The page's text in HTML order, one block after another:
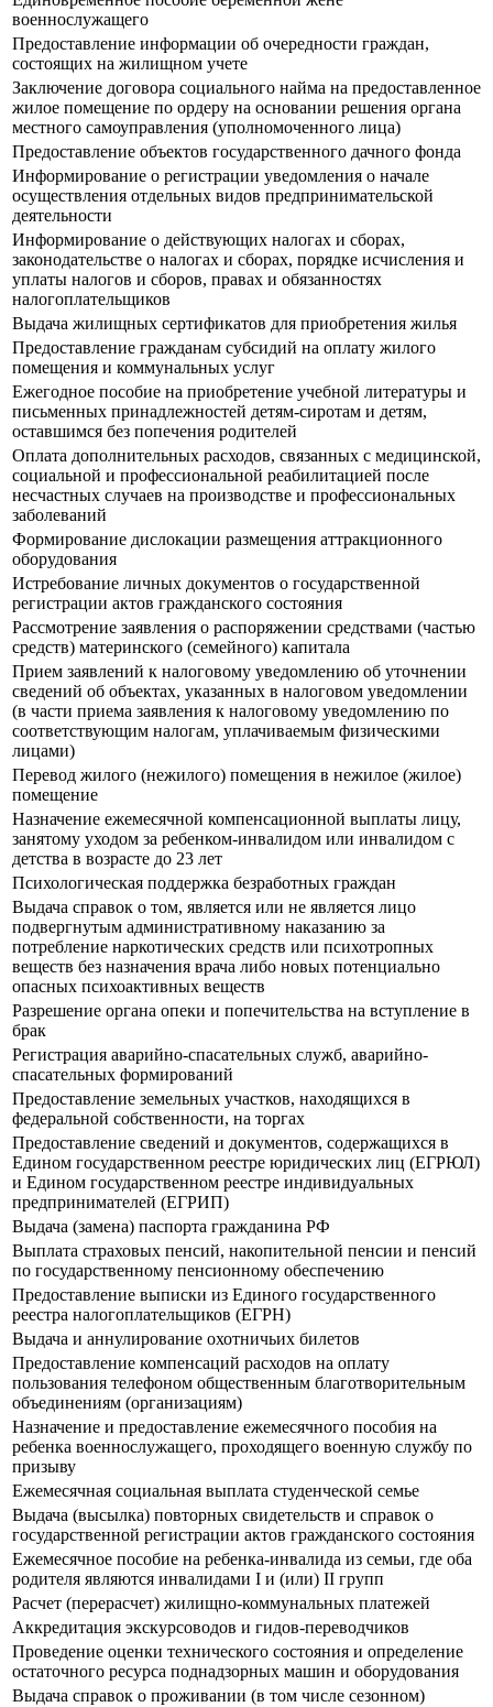
военнослужащего
Предоставление информации об очередности граждан,
состоящих на жилищном учете
Заключение договора социального найма на предоставленное
жилое помещение по ордеру на основании решения органа
местного самоуправления (уполномоченного лица)
Предоставление объектов государственного дачного фонда
Информирование о регистрации уведомления о начале
осуществления отдельных видов предпринимательской
деятельности
Информирование о действующих налогах и сборах,
законодательстве о налогах и сборах, порядке исчисления и
уплаты налогов и сборов, правах и обязанностях
налогоплательщиков
Выдача жилищных сертификатов для приобретения жилья
Предоставление гражданам субсидий на оплату жилого
помещения и коммунальных услуг
Ежегодное пособие на приобретение учебной литературы и
письменных принадлежностей детям-сиротам и детям,
оставшимся без попечения родителей
Оплата дополнительных расходов, связанных с медицинской,
социальной и профессиональной реабилитацией после
несчастных случаев на производстве и профессиональных
заболеваний
Формирование дислокации размещения аттракционного
оборудования
Истребование личных документов о государственной
регистрации актов гражданского состояния
Рассмотрение заявления о распоряжении средствами (частью
средств) материнского (семейного) капитала
Прием заявлений к налоговому уведомлению об уточнении
сведений об объектах, указанных в налоговом уведомлении
(в части приема заявления к налоговому уведомлению по
соответствующим налогам, уплачиваемым физическими
лицами)
Перевод жилого (нежилого) помещения в нежилое (жилое)
помещение
Назначение ежемесячной компенсационной выплаты лицу,
занятому уходом за ребенком-инвалидом или инвалидом с
детства в возрасте до 23 лет
Психологическая поддержка безработных граждан
Выдача справок о том, является или не является лицо
подвергнутым административному наказанию за
потребление наркотических средств или психотропных
веществ без назначения врача либо новых потенциально
опасных психоактивных веществ
Разрешение органа опеки и попечительства на вступление в
брак
Регистрация аварийно-спасательных служб, аварийно-
спасательных формирований
Предоставление земельных участков, находящихся в
федеральной собственности, на торгах
Предоставление сведений и документов, содержащихся в
Едином государственном реестре юридических лиц (ЕГРЮЛ)
и Едином государственном реестре индивидуальных
предпринимателей (ЕГРИП)
Выдача (замена) паспорта гражданина РФ
Выплата страховых пенсий, накопительной пенсии и пенсий
по государственному пенсионному обеспечению
Предоставление выписки из Единого государственного
реестра налогоплательщиков (ЕГРН)
Выдача и аннулирование охотничьих билетов
Предоставление компенсаций расходов на оплату
пользования телефоном общественным благотворительным
объединениям (организациям)
Назначение и предоставление ежемесячного пособия на
ребенка военнослужащего, проходящего военную службу по
призыву
Ежемесячная социальная выплата студенческой семье
Выдача (высылка) повторных свидетельств и справок о
государственной регистрации актов гражданского состояния
Ежемесячное пособие на ребенка-инвалида из семьи, где оба
родителя являются инвалидами I и (или) II групп
Расчет (перерасчет) жилищно-коммунальных платежей
Аккредитация экскурсоводов и гидов-переводчиков
Проведение оценки технического состояния и определение
остаточного ресурса поднадзорных машин и оборудования
Выдача справок о проживании (в том числе сезонном)